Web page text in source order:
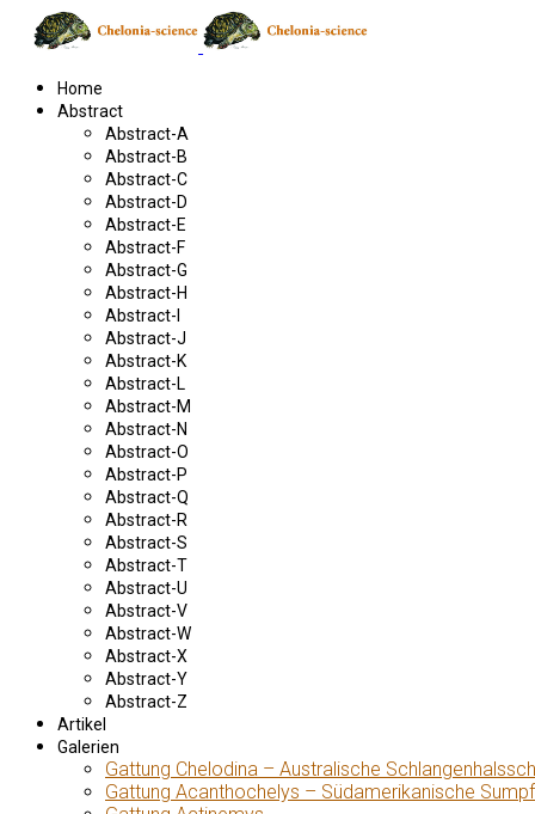
Home
Abstract
Abstract-A
Abstract-B
Abstract-C
Abstract-D
Abstract-E
Abstract-F
Abstract-G
Abstract-H
Abstract-I
Abstract-J
Abstract-K
Abstract-L
Abstract-M
Abstract-N
Abstract-O
Abstract-P
Abstract-Q
Abstract-R
Abstract-S
Abstract-T
Abstract-U
Abstract-V
Abstract-W
Abstract-X
Abstract-Y
Abstract-Z
Artikel
Galerien
Gattung Chelodina – Australische
Gattung Acanthochelys – Südamerikanische